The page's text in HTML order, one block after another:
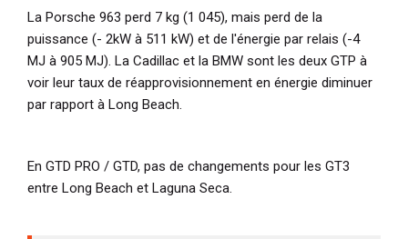
La Porsche 963 perd 7 kg (1 045), mais perd de la
puissance (- 2kW à 511 kW) et de l'énergie par relais (-4
MJ à 905 MJ). La Cadillac et la BMW sont les deux GTP à
voir leur taux de réapprovisionnement en énergie diminuer
par rapport à Long Beach.
En GTD PRO / GTD, pas de changements pour les GT3
entre Long Beach et Laguna Seca.